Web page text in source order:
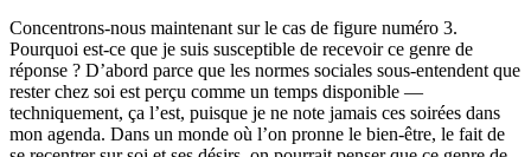
Concentrons-nous maintenant sur le cas de figure numéro 3.
Pourquoi est-ce que je suis susceptible de recevoir ce genre de
réponse ? D’abord parce que les normes sociales sous-entendent que
rester chez soi est perçu comme un temps disponible —
techniquement, ça l’est, puisque je ne note jamais ces soirées dans
mon agenda. Dans un monde où l’on pronne le bien-être, le fait de